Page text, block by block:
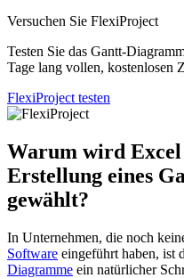
Versuchen Sie FlexiProject
Testen Sie das Gantt-
Tage lang vollen, kostenlosen
FlexiProject testen
Warum wird
Erstellung eines
gewählt?
In Unternehmen, die noch
Software eingeführt haben, ist
Diagramme ein natürlicher